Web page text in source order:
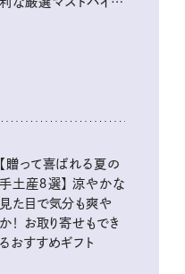
【贈って喜ばれる夏の
手土産８選】 涼やかな
見た目で気分も爽や
か！ お取り寄せもでき
るおすすめギフト